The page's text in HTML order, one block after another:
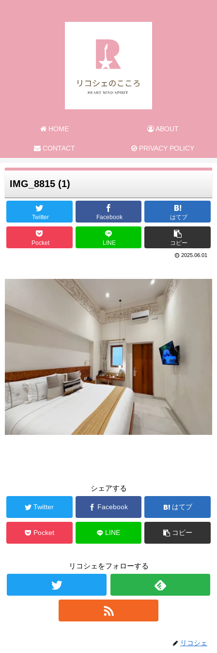
HOME ABOUT
CONTACT PRIVACY POLICY
IMG_8815 (1)
Twitter Facebook はてブ
Pocket LINE コピー
2025.06.01
シェアする
Twitter Facebook はてブ
Pocket LINE コピー
リコシェをフォローする
リコシェ